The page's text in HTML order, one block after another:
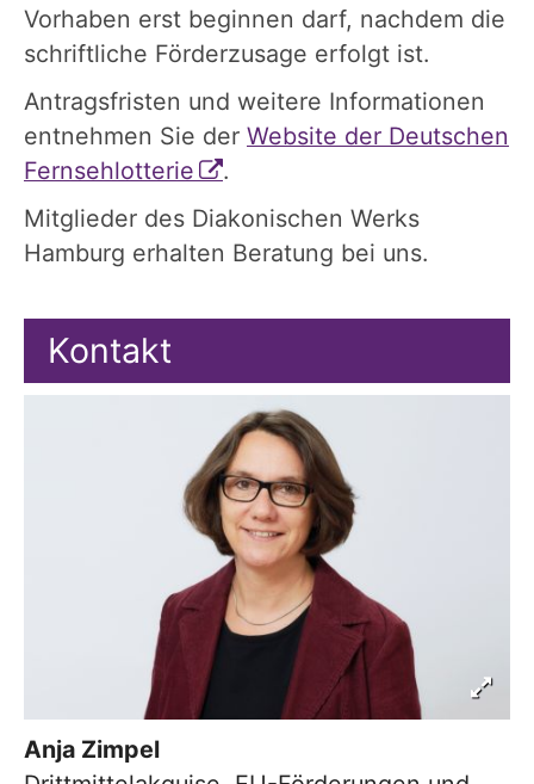
Vorhaben erst beginnen darf, nachdem die
schriftliche Förderzusage erfolgt ist.
Antragsfristen und weitere Informationen
entnehmen Sie der Website der Deutschen
Fernsehlotterie
.
Mitglieder des Diakonischen Werks
Hamburg erhalten Beratung bei uns.
Kontakt
Anja Zimpel